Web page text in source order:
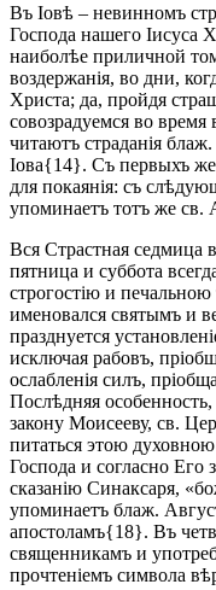
Въ Іовѣ – невинномъ
Господа нашего Іисуса
наиболѣе приличной
воздержанія, во дни,
Христа; да, пройдя
совозрадуемся во время
читаютъ страданія
Іова{14}. Съ первыхъ же
для покаянія: съ
упоминаетъ тотъ же св.
Вся Страстная седмица
пятница и суббота
строгостію и
именовался святымъ и
празднуется
исключая рабовъ,
ослабленія силъ,
Послѣдняя
закону Моисееву, св.
питаться этою
Господа и согласно Его
сказанію Синаксаря,
упоминаетъ блаж.
апостоламъ{18}. Въ
священникамъ и
прочтеніемъ символа